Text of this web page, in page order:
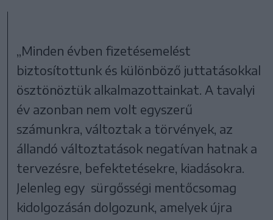
„Minden évben fizetésemelést
biztosítottunk és különböző juttatásokkal
ösztönöztük alkalmazottainkat. A tavalyi
év azonban nem volt egyszerű
számunkra, változtak a törvények, az
állandó változtatások negatívan hatnak a
tervezésre, befektetésekre, kiadásokra.
Jelenleg egy sürgősségi mentőcsomag
kidolgozásán dolgozunk, amelyek újra